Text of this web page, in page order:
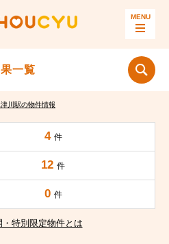
一覧
川駅の物件情報
4 件
12 件
0 件
特別限定物件とは